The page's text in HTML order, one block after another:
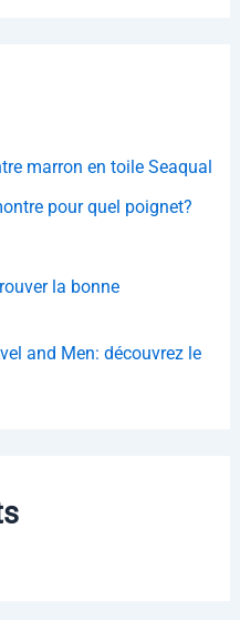
marron en toile Seaqual
pour quel poignet?
la bonne
and Men: découvrez le